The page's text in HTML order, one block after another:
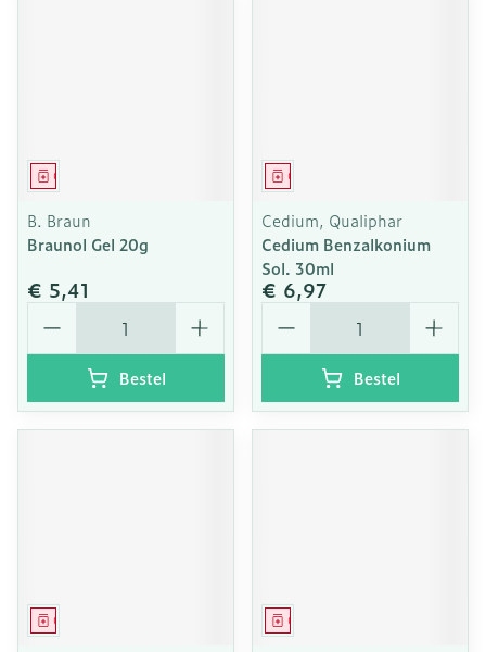
Geneesmiddel
B. Braun
Braunol Gel 20g
€ 5,41
Aantal
Bestel
Geneesmiddel
Cedium, Qualiphar
Cedium Benzalkonium
Sol. 30ml
€ 6,97
Aantal
Bestel
Geneesmiddel Geneesmiddel